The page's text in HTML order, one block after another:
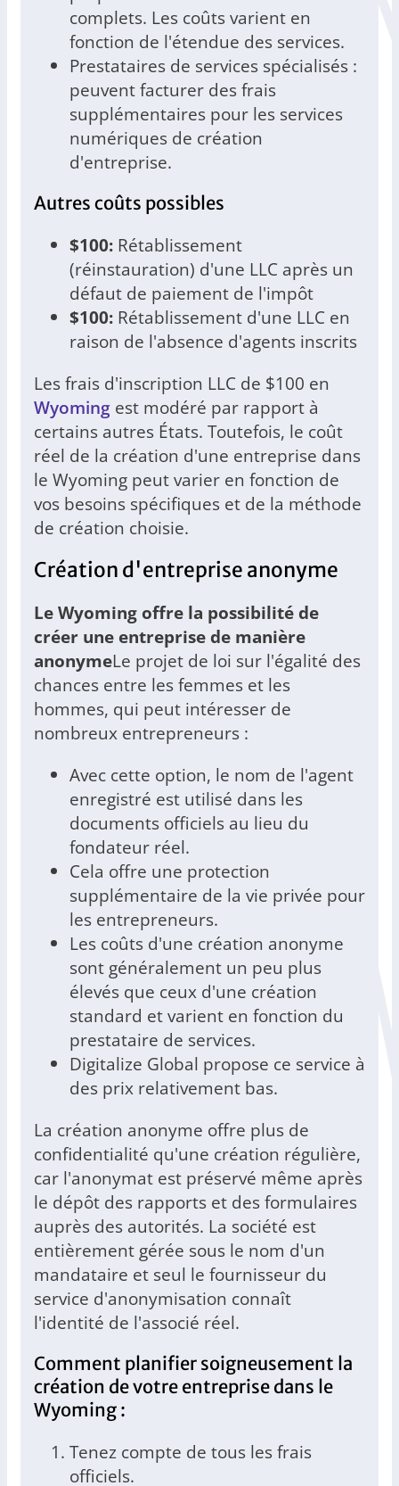
complets. Les coûts varient en
fonction de l'étendue des services.
Prestataires de services spécialisés :
peuvent facturer des frais
supplémentaires pour les services
numériques de création
d'entreprise.
Autres coûts possibles
$100: Rétablissement
(réinstauration) d'une LLC après un
défaut de paiement de l'impôt
$100: Rétablissement d'une LLC en
raison de l'absence d'agents inscrits
Les frais d'inscription LLC de $100 en
Wyoming est modéré par rapport à
certains autres États. Toutefois, le coût
réel de la création d'une entreprise dans
le Wyoming peut varier en fonction de
vos besoins spécifiques et de la méthode
de création choisie.
Création d'entreprise anonyme
Le Wyoming offre la possibilité de
créer une entreprise de manière
anonymeLe projet de loi sur l'égalité des
chances entre les femmes et les
hommes, qui peut intéresser de
nombreux entrepreneurs :
Avec cette option, le nom de l'agent
enregistré est utilisé dans les
documents officiels au lieu du
fondateur réel.
Cela offre une protection
supplémentaire de la vie privée pour
les entrepreneurs.
Les coûts d'une création anonyme
sont généralement un peu plus
élevés que ceux d'une création
standard et varient en fonction du
prestataire de services.
Digitalize Global propose ce service à
des prix relativement bas.
La création anonyme offre plus de
confidentialité qu'une création régulière,
car l'anonymat est préservé même après
le dépôt des rapports et des formulaires
auprès des autorités. La société est
entièrement gérée sous le nom d'un
mandataire et seul le fournisseur du
service d'anonymisation connaît
l'identité de l'associé réel.
Comment planifier soigneusement la
création de votre entreprise dans le
Wyoming :
Tenez compte de tous les frais
officiels.